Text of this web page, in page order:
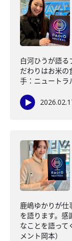
白河ひうが語
だわりはお米の
手：ニュートラ
鹿嶋ゆかりが仕
を語ります。感
なことを語って
メント岡本）